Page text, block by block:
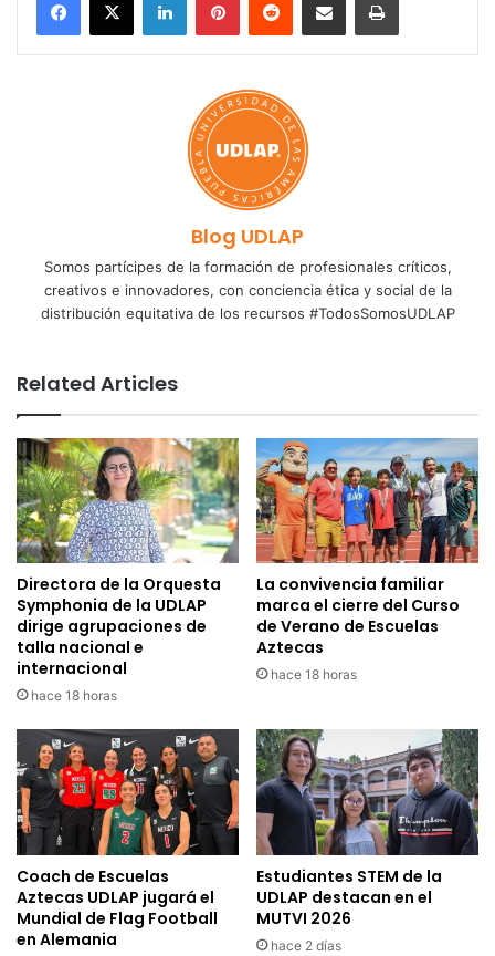
Blog UDLAP
Somos partícipes de la formación de profesionales críticos,
creativos e innovadores, con conciencia ética y social de la
distribución equitativa de los recursos #TodosSomosUDLAP
Related Articles
Directora de la Orquesta
Symphonia de la UDLAP
dirige agrupaciones de
talla nacional e
internacional
hace 18 horas
La convivencia familiar
marca el cierre del Curso
de Verano de Escuelas
Aztecas
hace 18 horas
Coach de Escuelas
Aztecas UDLAP jugará el
Mundial de Flag Football
en Alemania
Estudiantes STEM de la
UDLAP destacan en el
MUTVI 2026
hace 2 días